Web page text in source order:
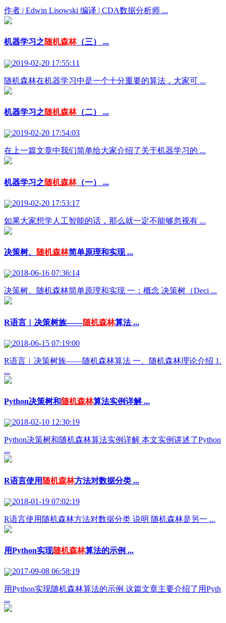
作者 | Edwin Lisowski 编译 | CDA数据分析师 ...
机器学习之随机森林（三） ...
2019-02-20 17:55:11
随机森林在机器学习中是一个十分重要的算法，大家可 ...
机器学习之随机森林（二） ...
2019-02-20 17:54:03
在上一篇文章中我们简单给大家介绍了关于机器学习的 ...
机器学习之随机森林（一） ...
2019-02-20 17:53:17
如果大家想学人工智能的话，那么就一定不能够忽视有 ...
决策树、 随机森林简单原理和实现 ...
2018-06-16 07:36:14
决策树、随机森林简单原理和实现 一：概念 决策树（Deci ...
R语言︱决策树族——随机森林算法 ...
2018-06-15 07:19:00
R语言︱决策树族——随机森林算法 一、随机森林理论介绍 1.
...
Python决策树和 随机森林算法实例详解 ...
2018-02-10 12:30:19
Python决策树和随机森林算法实例详解 本文实例讲述了Python
...
R语言使用 随机森林方法对数据分类 ...
2018-01-19 07:02:19
R语言使用随机森林方法对数据分类 说明 随机森林是另一 ...
用Python实现随机森林算法的示例 ...
2017-09-08 06:58:19
用Python实现随机森林算法的示例 这篇文章主要介绍了用Pyth
...